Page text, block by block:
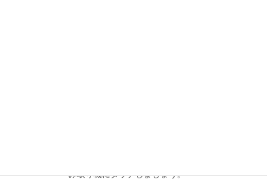
み取り機にタッチしましょう。